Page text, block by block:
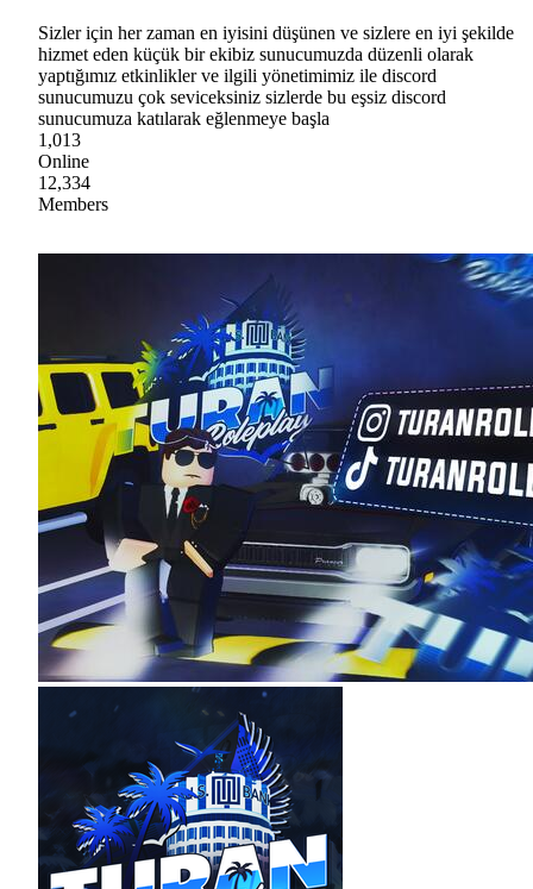
Sizler için her zaman en iyisini düşünen ve sizlere en iyi şekilde
hizmet eden küçük bir ekibiz sunucumuzda düzenli olarak
yaptığımız etkinlikler ve ilgili yönetimimiz ile discord
sunucumuzu çok seviceksiniz sizlerde bu eşsiz discord
sunucumuza katılarak eğlenmeye başla
1,013
Online
12,334
Members